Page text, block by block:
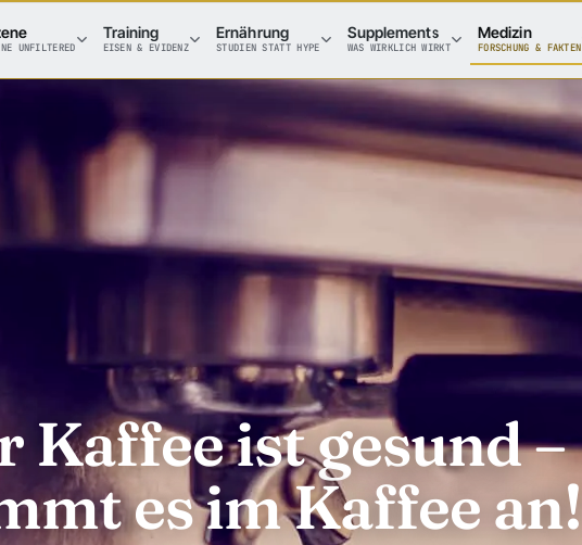
UNFILTERED
Training
EISEN & EVIDENZ
Ernährung
STUDIEN STATT HYPE
Supplements
WAS WIRKLICH WIRKT
Medizin
FORSCHUNG & FAKTEN
Kaffee ist gesund –
es im Kaffee an!